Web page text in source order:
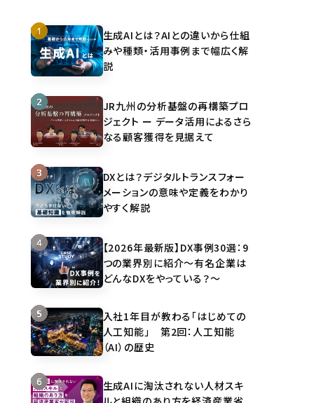
生成AIとは？AIとの違いから仕組
みや種類・活用事例まで幅広く解
説
JR九州の分析基盤の再構築プロ
ジェクト ー データ活用によるさら
なる顧客獲得を見据えて
DXとは？デジタルトランスフォー
メーションの意味や定義をわかり
やすく解説
【2026年最新版】DX事例30選：9
つの業界別に紹介～有名企業は
どんなDXをやっている？～
入社1年目が教わる「はじめての
人工知能」 第2回：人工知能
（AI）の歴史
生成AIに淘汰されない人材スキ